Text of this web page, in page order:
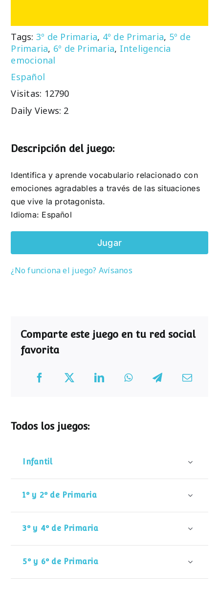
Tags: 3º de Primaria, 4º de Primaria, 5º de
Primaria, 6º de Primaria, Inteligencia
emocional
Español
Visitas: 12790
Daily Views: 2
Descripción del juego:
Identifica y aprende vocabulario relacionado con
emociones agradables a través de las situaciones
que vive la protagonista.
Idioma: Español
Jugar
¿No funciona el juego? Avísanos
Comparte este juego en tu red social
favorita
Todos los juegos:
Infantil
1º y 2º de Primaria
3º y 4º de Primaria
5º y 6º de Primaria